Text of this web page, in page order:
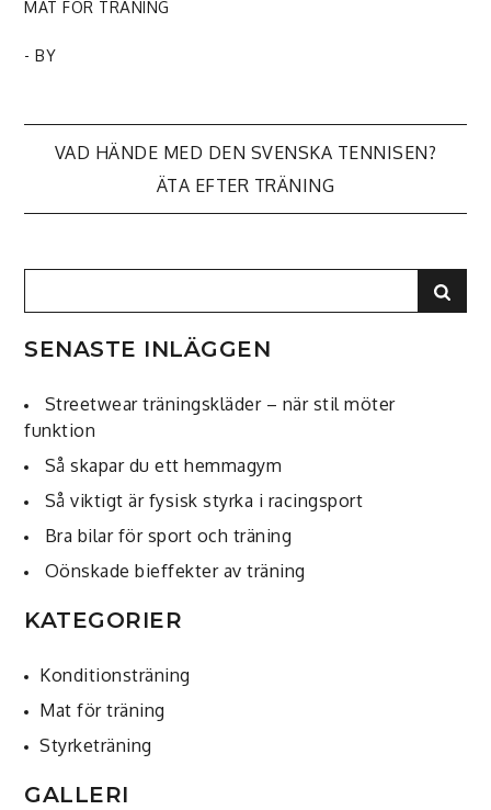
MAT FÖR TRÄNING
- BY
Inläggsnavigering
VAD HÄNDE MED DEN SVENSKA TENNISEN?
ÄTA EFTER TRÄNING
for:
SENASTE INLÄGGEN
Streetwear träningskläder – när stil möter
funktion
Så skapar du ett hemmagym
Så viktigt är fysisk styrka i racingsport
Bra bilar för sport och träning
Oönskade bieffekter av träning
KATEGORIER
Konditionsträning
Mat för träning
Styrketräning
GALLERI